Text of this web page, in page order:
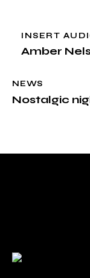
INSERT
Amber
NEWS
Nostalgic